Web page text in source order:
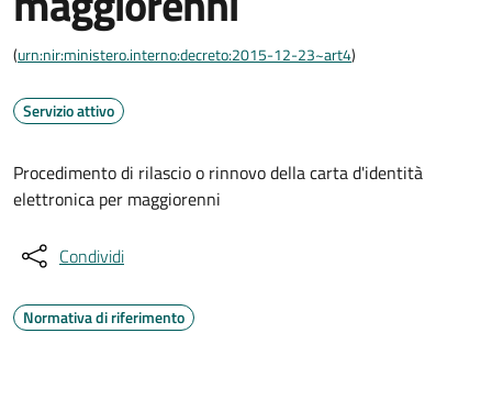
(urn:nir:ministero.interno:decreto:2015-12-23~art4)
Servizio attivo
Procedimento di rilascio o rinnovo della carta d'identità
elettronica per maggiorenni
Condividi
Normativa di riferimento